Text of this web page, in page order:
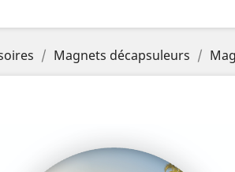
Magnets décapsuleurs